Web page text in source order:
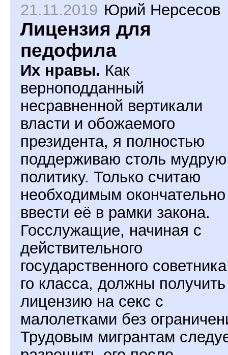
21.11.2019 Юрий Нерсесов
Лицензия для
педофила
Их нравы. Как
верноподданный
несравненной вертикали
власти и обожаемого
президента, я полностью
поддерживаю столь мудрую
политику. Только считаю
необходимым окончательно
ввести её в рамки закона.
Госслужащие, начиная с
действительного
государственного
го класса, должны получить
лицензию на секс с
малолетками без
Трудовым мигрантам